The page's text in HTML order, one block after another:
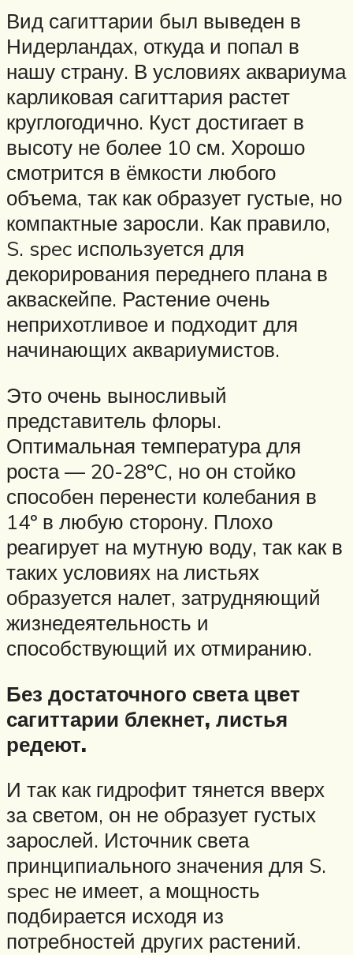
Вид сагиттарии был выведен в
Нидерландах, откуда и попал в
нашу страну. В условиях аквариума
карликовая сагиттария растет
круглогодично. Куст достигает в
высоту не более 10 см. Хорошо
смотрится в ёмкости любого
объема, так как образует густые, но
компактные заросли. Как правило,
S. spec используется для
декорирования переднего плана в
акваскейпе. Растение очень
неприхотливое и подходит для
начинающих аквариумистов.
Это очень выносливый
представитель флоры.
Оптимальная температура для
роста — 20-28ºC, но он стойко
способен перенести колебания в
14º в любую сторону. Плохо
реагирует на мутную воду, так как в
таких условиях на листьях
образуется налет, затрудняющий
жизнедеятельность и
способствующий их отмиранию.
Без достаточного света цвет
сагиттарии блекнет, листья
редеют.
И так как гидрофит тянется вверх
за светом, он не образует густых
зарослей. Источник света
принципиального значения для S.
spec не имеет, а мощность
подбирается исходя из
потребностей других растений.